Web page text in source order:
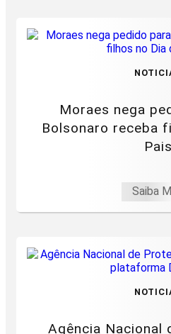
Moraes nega
Bolsonaro receba
Pais
Saiba
Agência Nacional